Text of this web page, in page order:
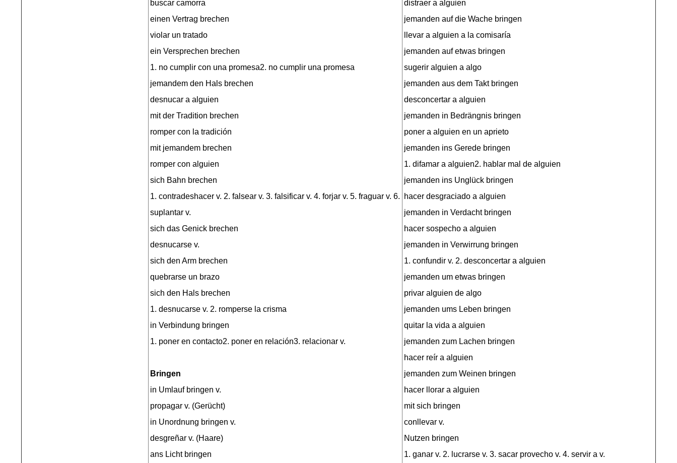
buscar camorra
einen Vertrag brechen
violar un tratado
ein Versprechen brechen
1. no cumplir con una promesa2. no cumplir una promesa
jemandem den Hals brechen
desnucar a alguien
mit der Tradition brechen
romper con la tradición
mit jemandem brechen
romper con alguien
sich Bahn brechen
1. contradeshacer v. 2. falsear v. 3. falsificar v. 4. forjar v. 5. fraguar v. 6.
suplantar v.
sich das Genick brechen
desnucarse v.
sich den Arm brechen
quebrarse un brazo
sich den Hals brechen
1. desnucarse v. 2. romperse la crisma
in Verbindung bringen
1. poner en contacto2. poner en relación3. relacionar v.
Bringen
in Umlauf bringen v.
propagar v. (Gerücht)
in Unordnung bringen v.
desgreñar v. (Haare)
ans Licht bringen
distraer a alguien
jemanden auf die Wache bringen
llevar a alguien a la comisaría
jemanden auf etwas bringen
sugerir alguien a algo
jemanden aus dem Takt bringen
desconcertar a alguien
jemanden in Bedrängnis bringen
poner a alguien en un aprieto
jemanden ins Gerede bringen
1. difamar a alguien2. hablar mal de alguien
jemanden ins Unglück bringen
hacer desgraciado a alguien
jemanden in Verdacht bringen
hacer sospecho a alguien
jemanden in Verwirrung bringen
1. confundir v. 2. desconcertar a alguien
jemanden um etwas bringen
privar alguien de algo
jemanden ums Leben bringen
quitar la vida a alguien
jemanden zum Lachen bringen
hacer reír a alguien
jemanden zum Weinen bringen
hacer llorar a alguien
mit sich bringen
conllevar v.
Nutzen bringen
1. ganar v. 2. lucrarse v. 3. sacar provecho v. 4. servir a v.